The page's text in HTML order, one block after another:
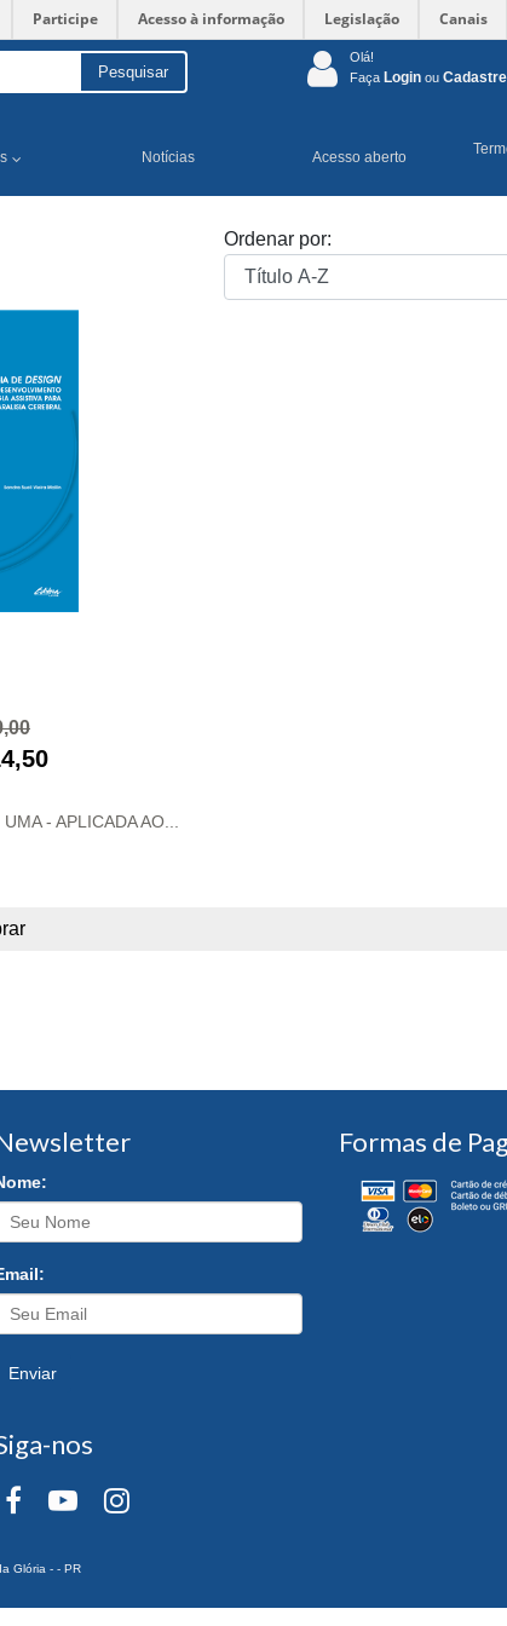
Participe Acesso à informação Legislação Canais
Pesquisar
Olá!
Faça Login ou
Notícias Acesso aberto
Ordenar por:
- APLICADA AO...
Enviar
nos
Formas de
Glória - - PR